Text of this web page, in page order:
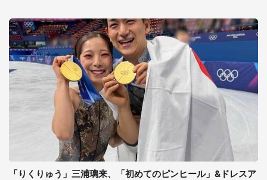
「りくりゅう」三浦璃来、「初めてのピンヒール」&ドレスア